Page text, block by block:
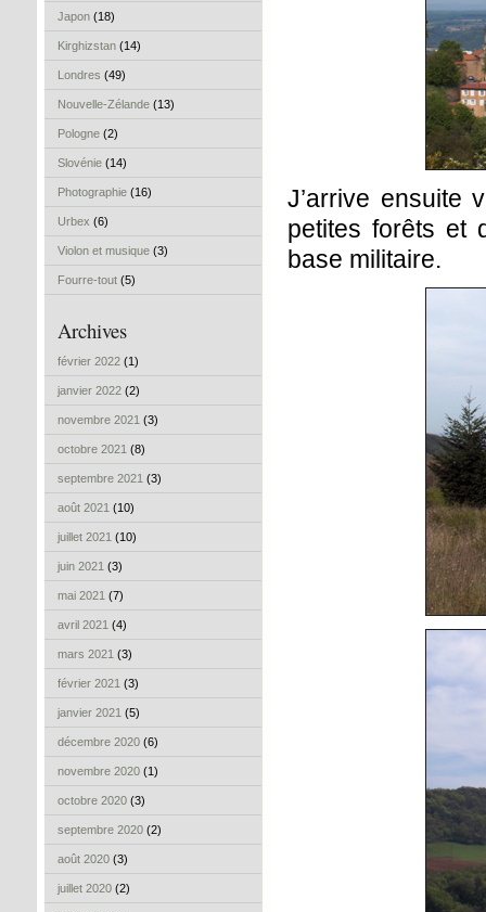
Japon (18)
Kirghizstan (14)
Londres (49)
Nouvelle-Zélande (13)
Pologne (2)
Slovénie (14)
Photographie (16)
Urbex (6)
Violon et musique (3)
Fourre-tout (5)
Archives
février 2022 (1)
janvier 2022 (2)
novembre 2021 (3)
octobre 2021 (8)
septembre 2021 (3)
août 2021 (10)
juillet 2021 (10)
juin 2021 (3)
mai 2021 (7)
avril 2021 (4)
mars 2021 (3)
février 2021 (3)
janvier 2021 (5)
décembre 2020 (6)
novembre 2020 (1)
octobre 2020 (3)
septembre 2020 (2)
août 2020 (3)
juillet 2020 (2)
J’arrive ensuite
petites forêts et
base militaire.